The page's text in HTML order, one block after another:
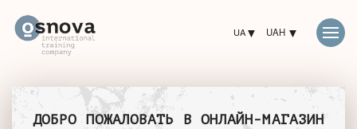
UA UAH
ДОБРО ПОЖАЛОВАТЬ В ОНЛАЙН-МАГАЗИН